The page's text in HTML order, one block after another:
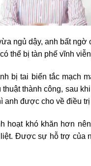
ngủ dậy, anh bất
thể bị tàn phế vĩnh
bị tai biến tắc mạch
thành công, sau
anh được cho về điều trị
hoạt khó khăn hơn
Được sự hỗ trợ của